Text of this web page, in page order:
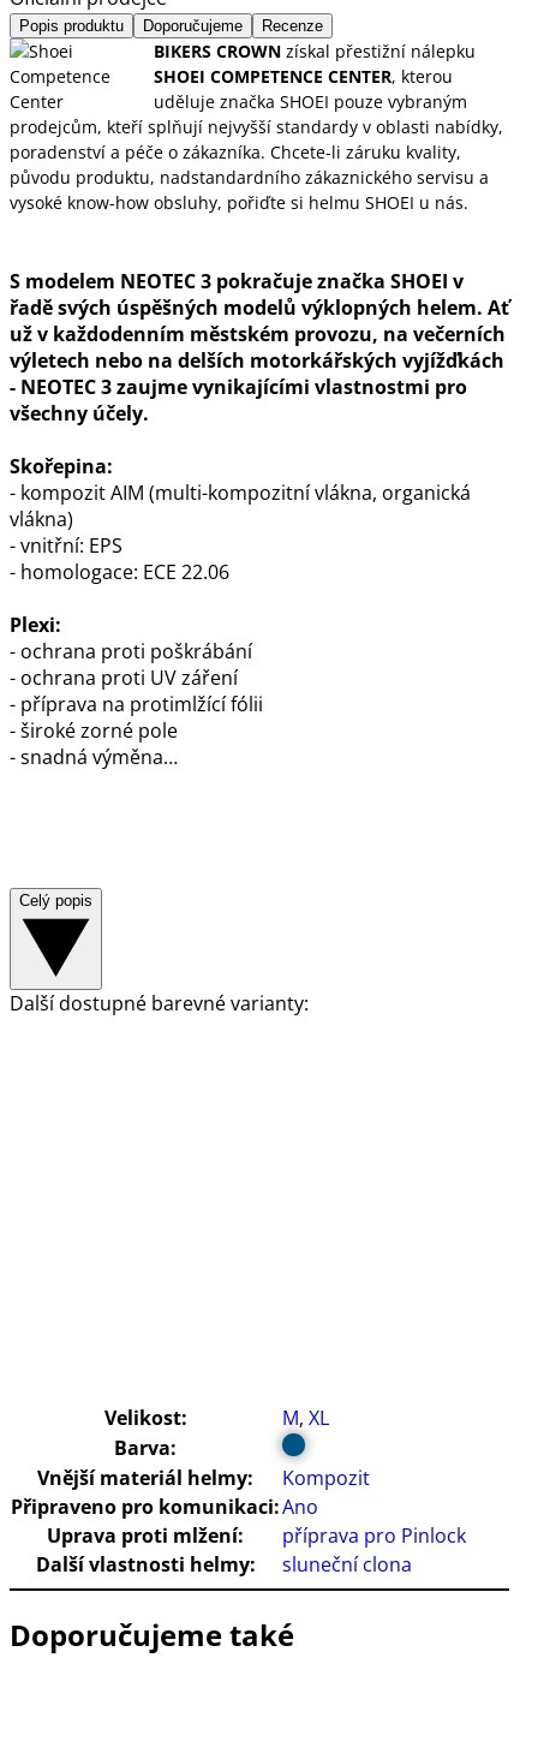
Popis produktu Doporučujeme Recenze
BIKERS CROWN získal přestižní nálepku
SHOEI COMPETENCE CENTER, kterou
uděluje značka SHOEI pouze vybraným
prodejcům, kteří splňují nejvyšší standardy v oblasti nabídky,
poradenství a péče o zákazníka. Chcete-li záruku kvality,
původu produktu, nadstandardního zákaznického servisu a
vysoké know-how obsluhy, pořiďte si helmu SHOEI u nás.
S modelem NEOTEC 3 pokračuje značka SHOEI v
řadě svých úspěšných modelů výklopných helem. Ať
už v každodenním městském provozu, na večerních
výletech nebo na delších motorkářských vyjížďkách
- NEOTEC 3 zaujme vynikajícími vlastnostmi pro
všechny účely.
Skořepina:
- kompozit AIM (multi-kompozitní vlákna, organická
vlákna)
- vnitřní: EPS
- homologace: ECE 22.06
Plexi:
- ochrana proti poškrábání
- ochrana proti UV záření
- příprava na protimlžící fólii
- široké zorné pole
- snadná výměna…
Celý popis
Další dostupné barevné varianty:
Velikost: M, XL
Barva:
Vnější materiál helmy:
Kompozit
Připraveno pro komunikaci:Ano
Uprava proti mlžení:
příprava pro Pinlock
Další vlastnosti helmy:
sluneční clona
Doporučujeme také